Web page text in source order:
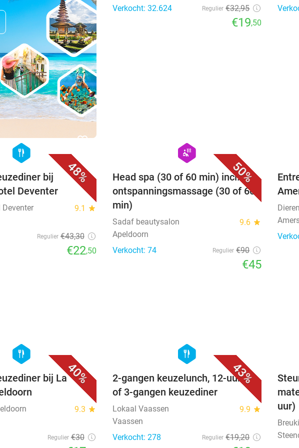
Verkocht: 32.624
Regulier €32,95
€19,50
48%
favorite_border
hexagon
food
bij
Deventer
9.1 star
Regulier €43,30
€22,50
50%
hexagon
wellness
Head spa (30 of 60 min) incl.
ontspanningsmassage (30 of 60
min)
Sadaf beautysalon 9.6 star
Apeldoorn
Verkocht: 74
Regulier €90
€45
40%
hexagon
food
bij La
9.3 star
Regulier €30
43%
hexagon
food
2-gangen keuzelunch, 12-uurtje
of 3-gangen keuzediner
Lokaal Vaassen 9.9 star
Vaassen
Verkocht: 278
Regulier €19,20
uur)